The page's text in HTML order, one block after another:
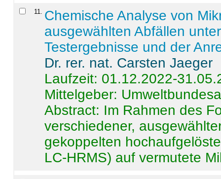
11
Chemische Analyse von
ausgewählten Abfällen
Testergebnisse und der
Dr. rer. nat. Carsten Jaeger
Laufzeit: 01.12.2022-
Mittelgeber:
Abstract: Im Rahmen des
verschiedener,
gekoppelten
LC-HRMS) auf vermutete